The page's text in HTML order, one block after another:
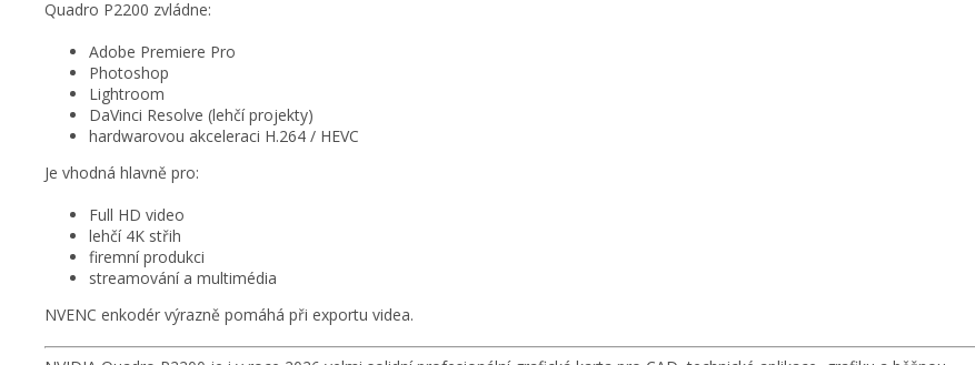
Quadro P2200 zvládne:
Adobe Premiere Pro
Photoshop
Lightroom
DaVinci Resolve (lehčí projekty)
hardwarovou akceleraci H.264 / HEVC
Je vhodná hlavně pro:
Full HD video
lehčí 4K střih
firemní produkci
streamování a multimédia
NVENC enkodér výrazně pomáhá při exportu videa.